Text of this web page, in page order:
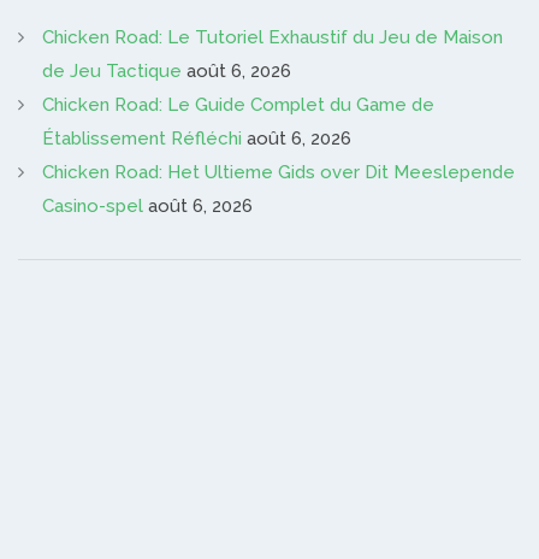
Chicken Road: Le Tutoriel Exhaustif du Jeu de Maison
de Jeu Tactique août 6, 2026
Chicken Road: Le Guide Complet du Game de
Établissement Réfléchi août 6, 2026
Chicken Road: Het Ultieme Gids over Dit Meeslepende
Casino-spel août 6, 2026